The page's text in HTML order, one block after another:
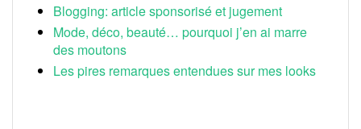
Blogging: article sponsorisé et jugement
Mode, déco, beauté… pourquoi j’en ai marre
des moutons
Les pires remarques entendues sur mes looks